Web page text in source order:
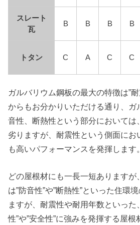
スレート
瓦
B B B B
トタン C A C C
ガルバリウム鋼板の最大の特徴は”
からもお分かりいただける通り、ガ
音性、断熱性という部分においては
劣りますが、耐震性という側面にお
も高いパフォーマンスを発揮します。
どの屋根材にも一長一短ありますが
は”防音性”や”断熱性”といった住環
ますが、耐震性や耐用年数といった
性”や”安全性”に強みを発揮する屋根